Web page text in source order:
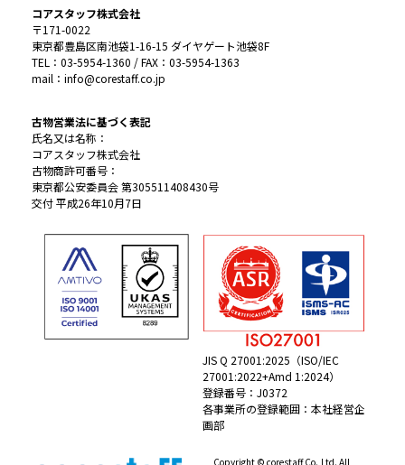
コアスタッフ株式会社
〒171-0022
東京都豊島区南池袋1-16-15 ダイヤゲート池袋8F
TEL：03-5954-1360 / FAX：03-5954-1363
mail：info@corestaff.co.jp
古物営業法に基づく表記
氏名又は名称：
コアスタッフ株式会社
古物商許可番号：
東京都公安委員会 第305511408430号
交付 平成26年10月7日
JIS Q 27001:2025（ISO/IEC
27001:2022+Amd 1:2024）
登録番号：J0372
各事業所の登録範囲：本社経営企
画部
Copyright © corestaff Co.,Ltd. All